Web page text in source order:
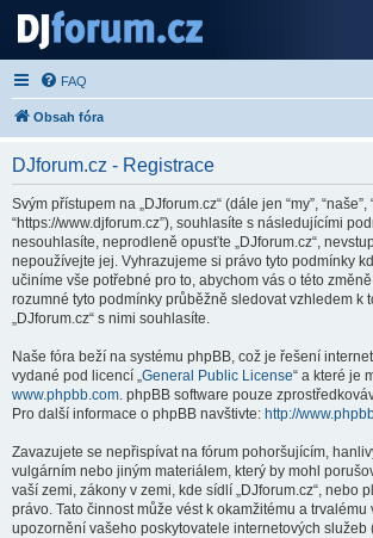
Server o DJ technice a DJingu
FAQ
Obsah fóra
DJforum.cz - Registrace
Svým přístupem na „DJforum.cz“ (dále jen “my”, “naše”,
“https://www.djforum.cz”), souhlasíte s následujícími
nesouhlasíte, neprodleně opusťte „DJforum.cz“,
nepoužívejte jej. Vyhrazujeme si právo tyto podmínky
učiníme vše potřebné pro to, abychom vás o této
rozumné tyto podmínky průběžně sledovat vzhledem k
„DJforum.cz“ s nimi souhlasíte.
Naše fóra beží na systému phpBB, což je řešení
vydané pod licencí „General Public License“ a které je
www.phpbb.com. phpBB software pouze
Pro další informace o phpBB navštivte: http://
Zavazujete se nepřispívat na fórum pohoršujícím,
vulgárním nebo jiným materiálem, který by mohl
vaší zemi, zákony v zemi, kde sídlí „DJforum.cz“, nebo
právo. Tato činnost může vést k okamžitému a
upozornění vašeho poskytovatele internetových služeb